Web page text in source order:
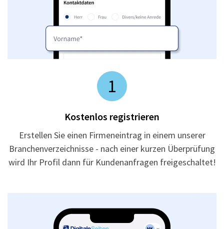
1
Kostenlos registrieren
Erstellen Sie einen Firmeneintrag in einem unserer
Branchenverzeichnisse - nach einer kurzen Überprüfung
wird Ihr Profil dann für Kundenanfragen freigeschaltet!